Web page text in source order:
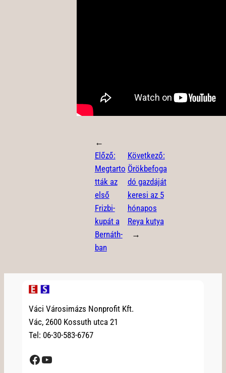
←
Előző:
Megtarto
tták az
első
Frizbi-
kupát a
Bernáth-
ban
Következő:
Örökbefoga
dó gazdáját
keresi az 5
hónapos
Reya kutya
→
Váci Városimázs Nonprofit Kft.
Vác, 2600 Kossuth utca 21
Tel: 06-30-583-6767
Facebook YouTube